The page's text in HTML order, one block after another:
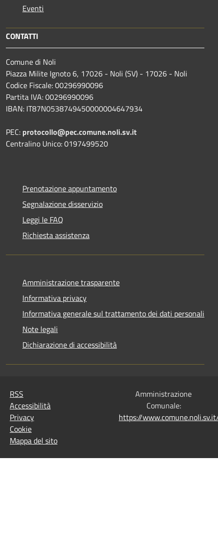
Eventi
CONTATTI
Comune di Noli
Piazza Milite Ignoto 6, 17026 - Noli (SV) - 17026 - Noli
Codice Fiscale: 00296990096
Partita IVA: 00296990096
IBAN: IT87N0538749450000004647934
PEC: protocollo@pec.comune.noli.sv.it
Centralino Unico: 0197499520
Prenotazione appuntamento
Segnalazione disservizio
Leggi le FAQ
Richiesta assistenza
Amministrazione trasparente
Informativa privacy
Informativa generale sul trattamento dei dati personali
Note legali
Dichiarazione di accessibilità
RSS
Accessibilità
Privacy
Cookie
Mappa del sito
Amministrazione
Comunale:
https://